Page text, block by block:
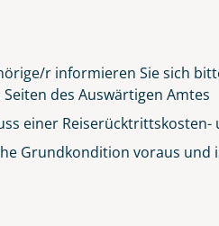
r informieren Sie sich
des Auswärtigen Amtes
einer
Grundkondition voraus